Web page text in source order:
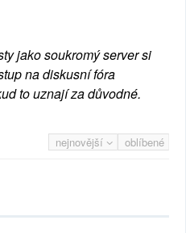
jako soukromý server si
na diskusní fóra
to uznají za důvodné.
nejnovější oblíbené